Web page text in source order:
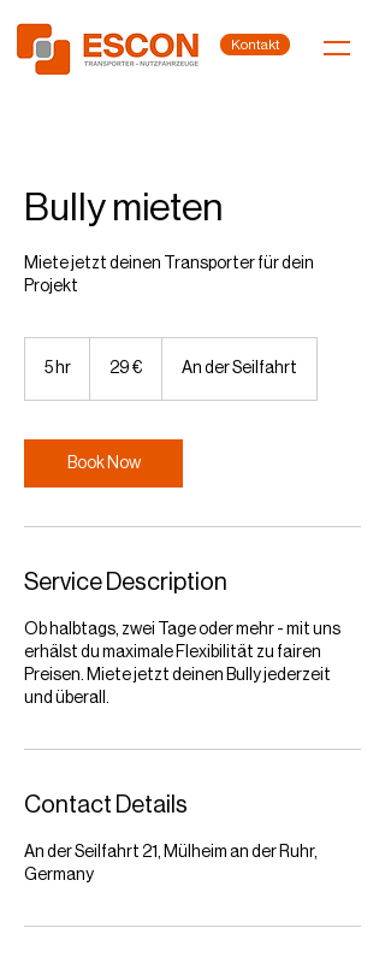
Kontakt
Bully mieten
Miete jetzt deinen Transporter für dein
Projekt
5 hr
Euro
29 € An der Seilfahrt
Book Now
Service Description
Ob halbtags, zwei Tage oder mehr - mit uns
erhälst du maximale Flexibilität zu fairen
Preisen. Miete jetzt deinen Bully jederzeit
und überall.
Contact Details
An der Seilfahrt 21, Mülheim an der Ruhr,
Germany